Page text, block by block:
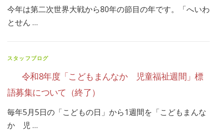
今年は第二次世界大戦から80年の節目の年です。「へいわ
とせん …
スタッフブログ
令和8年度「こどもまんなか 児童福祉週間」標
語募集について（終了）
毎年5月5日の「こどもの日」から1週間を「こどもまんな
か 児 …